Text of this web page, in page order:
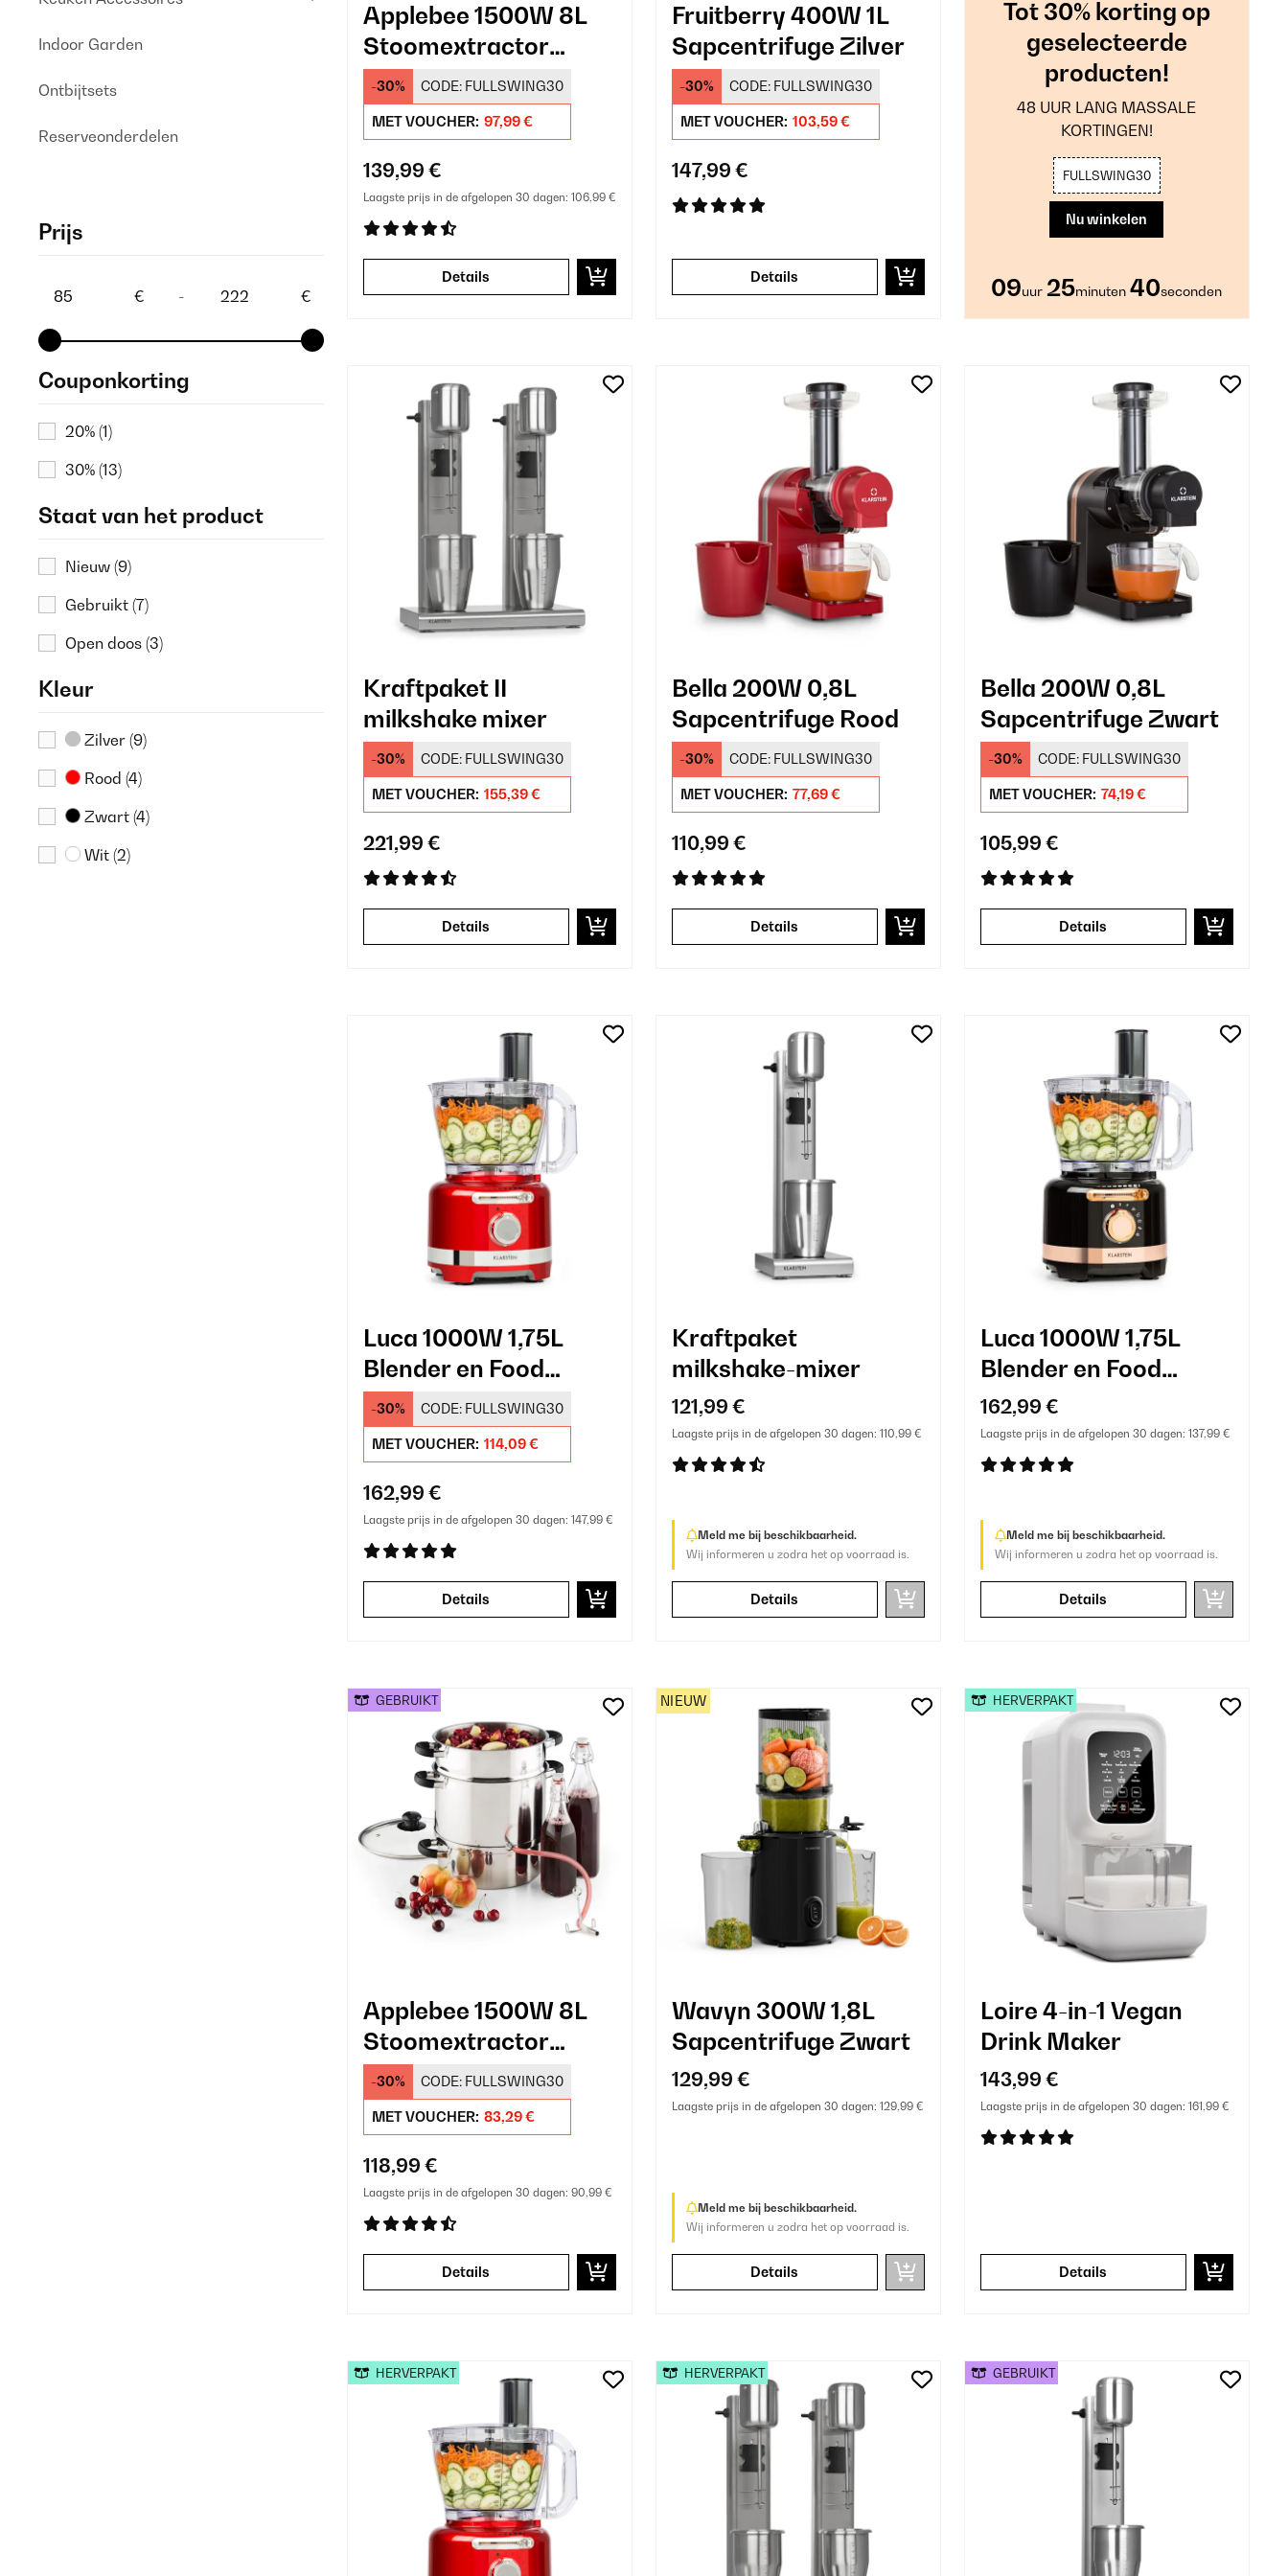
Indoor Garden
Ontbijtsets
Reserveonderdelen
Prijs
€ - €
Couponkorting
20% (1)
30% (13)
Staat van het product
Nieuw (9)
Gebruikt (7)
Open doos (3)
Kleur
Zilver (9)
Rood (4)
Zwart (4)
Wit (2)
Applebee 1500W 8L
Stoomextractor
Zilver
-30% CODE: FULLSWING30
MET VOUCHER: 97,99 €
139,99 €
Laagste prijs in de afgelopen 30 dagen: 106,99 €
Details
Fruitberry 400W 1L
Sapcentrifuge Zilver
-30% CODE: FULLSWING30
MET VOUCHER: 103,59 €
147,99 €
Details
Tot 30% korting op
geselecteerde
producten!
48 UUR LANG MASSALE
KORTINGEN!
FULLSWING30
Nu winkelen
09uur 25minuten 38seconden
Kraftpaket II
milkshake mixer
-30% CODE: FULLSWING30
MET VOUCHER: 155,39 €
221,99 €
Details
Bella 200W 0,8L
Sapcentrifuge Rood
-30% CODE: FULLSWING30
MET VOUCHER: 77,69 €
110,99 €
Details
Bella 200W 0,8L
Sapcentrifuge Zwart
-30% CODE: FULLSWING30
MET VOUCHER: 74,19 €
105,99 €
Details
Luca 1000W 1,75L
Blender en Food
Processor Rood
-30% CODE: FULLSWING30
MET VOUCHER: 114,09 €
162,99 €
Laagste prijs in de afgelopen 30 dagen: 147,99 €
Details
Kraftpaket
milkshake-mixer
121,99 €
Laagste prijs in de afgelopen 30 dagen: 110,99 €
Meld me bij beschikbaarheid.
Wij informeren u zodra het op voorraad is.
Details
Luca 1000W 1,75L
Blender en Food
Processor Zwart
162,99 €
Laagste prijs in de afgelopen 30 dagen: 137,99 €
Meld me bij beschikbaarheid.
Wij informeren u zodra het op voorraad is.
Details
Applebee 1500W 8L
Stoomextractor
Zilver
-30% CODE: FULLSWING30
MET VOUCHER: 83,29 €
118,99 €
Laagste prijs in de afgelopen 30 dagen: 90,99 €
Details
GEBRUIKT
Wavyn 300W 1,8L
Sapcentrifuge Zwart
129,99 €
Laagste prijs in de afgelopen 30 dagen: 129,99 €
Meld me bij beschikbaarheid.
Wij informeren u zodra het op voorraad is.
Details
NIEUW
Loire 4-in-1 Vegan
Drink Maker
143,99 €
Laagste prijs in de afgelopen 30 dagen: 161,99 €
Details
HERVERPAKT
HERVERPAKT HERVERPAKT GEBRUIKT